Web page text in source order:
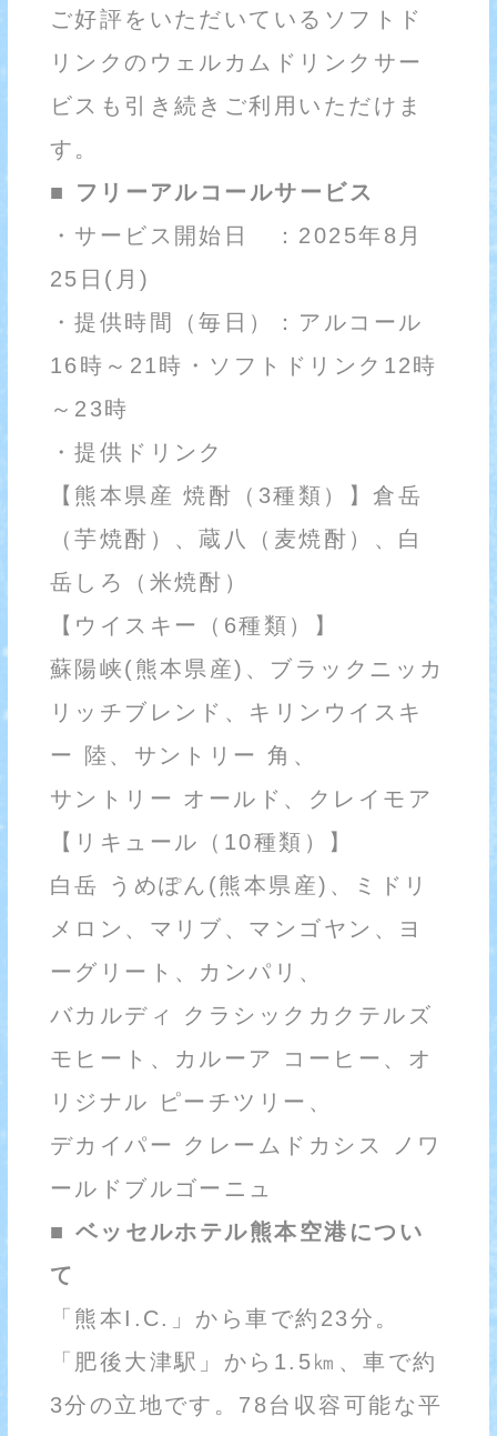
ご好評をいただいているソフトド
リンクのウェルカムドリンクサー
ビスも引き続きご利用いただけま
す。
■ フリーアルコールサービス
・サービス開始日 ：2025年8月
25日(月)
・提供時間（毎日）：アルコール
16時～21時・ソフトドリンク12時
～23時
・提供ドリンク
【熊本県産 焼酎（3種類）】倉岳
（芋焼酎）、蔵八（麦焼酎）、白
岳しろ（米焼酎）
【ウイスキー（6種類）】
蘇陽峡(熊本県産)、ブラックニッカ
リッチブレンド、キリンウイスキ
ー 陸、サントリー 角、
サントリー オールド、クレイモア
【リキュール（10種類）】
白岳 うめぽん(熊本県産)、ミドリ
メロン、マリブ、マンゴヤン、ヨ
ーグリート、カンパリ、
バカルディ クラシックカクテルズ
モヒート、カルーア コーヒー、オ
リジナル ピーチツリー、
デカイパー クレームドカシス ノワ
ールドブルゴーニュ
■ ベッセルホテル熊本空港につい
て
「熊本I.C.」から車で約23分。
「肥後大津駅」から1.5㎞、車で約
3分の立地です。78台収容可能な平